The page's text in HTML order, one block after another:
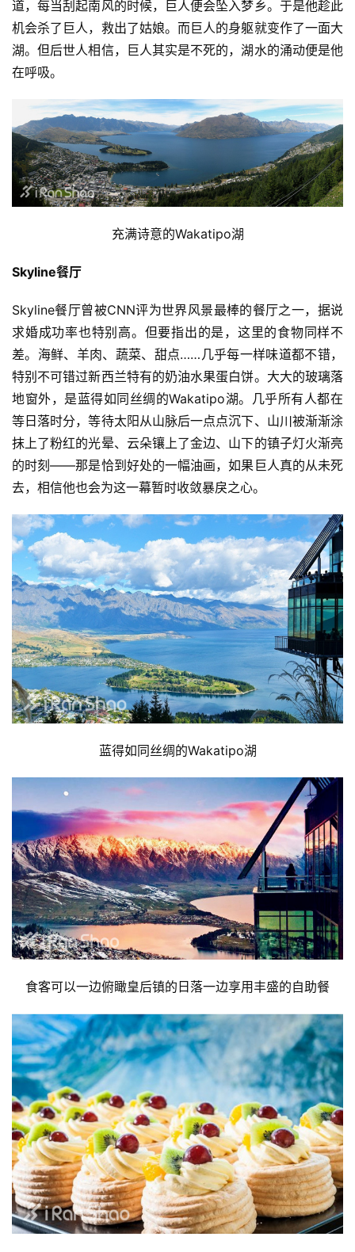
道，每当刮起南风的时候，巨人便会坠入梦乡。于是他趁此
机会杀了巨人，救出了姑娘。而巨人的身躯就变作了一面大
湖。但后世人相信，巨人其实是不死的，湖水的涌动便是他
在呼吸。
充满诗意的Wakatipo湖
Skyline餐厅
Skyline餐厅曾被CNN评为世界风景最棒的餐厅之一，据说
求婚成功率也特别高。但要指出的是，这里的食物同样不
差。海鲜、羊肉、蔬菜、甜点……几乎每一样味道都不错，
特别不可错过新西兰特有的奶油水果蛋白饼。大大的玻璃落
地窗外，是蓝得如同丝绸的Wakatipo湖。几乎所有人都在
等日落时分，等待太阳从山脉后一点点沉下、山川被渐渐涂
抹上了粉红的光晕、云朵镶上了金边、山下的镇子灯火渐亮
的时刻——那是恰到好处的一幅油画，如果巨人真的从未死
去，相信他也会为这一幕暂时收敛暴戾之心。
蓝得如同丝绸的Wakatipo湖
食客可以一边俯瞰皇后镇的日落一边享用丰盛的自助餐